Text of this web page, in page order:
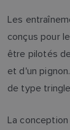
Les
conçus pour
être pilotés
et d'un
de type
La